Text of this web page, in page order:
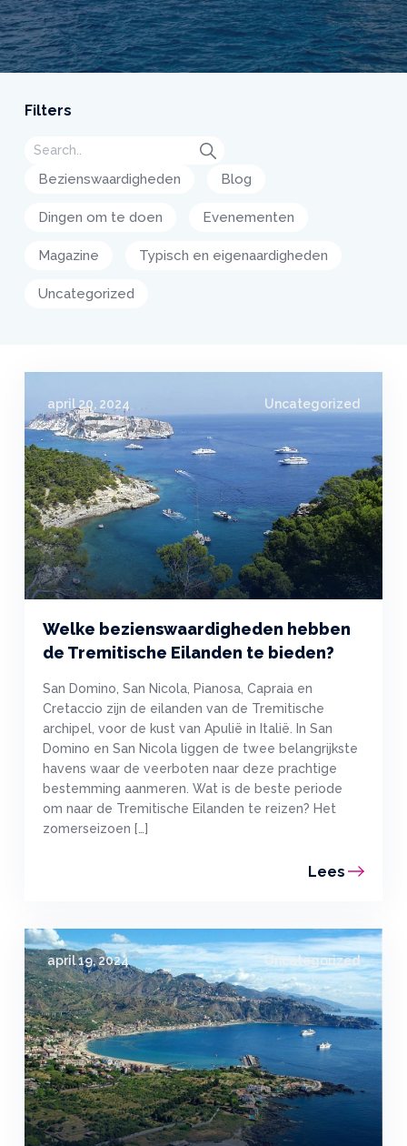
Filters
Bezienswaardigheden Blog
Dingen om te doen Evenementen
Magazine Typisch en eigenaardigheden
Uncategorized
april 20, 2024 Uncategorized
Welke bezienswaardigheden hebben
de Tremitische Eilanden te bieden?
San Domino, San Nicola, Pianosa, Capraia en
Cretaccio zijn de eilanden van de Tremitische
archipel, voor de kust van Apulië in Italië. In San
Domino en San Nicola liggen de twee belangrijkste
havens waar de veerboten naar deze prachtige
bestemming aanmeren. Wat is de beste periode
om naar de Tremitische Eilanden te reizen? Het
zomerseizoen […]
Lees
april 19, 2024 Uncategorized